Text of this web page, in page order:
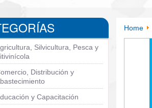
Silvicultura, Pesca y
Distribución y
y Capacitación
Home